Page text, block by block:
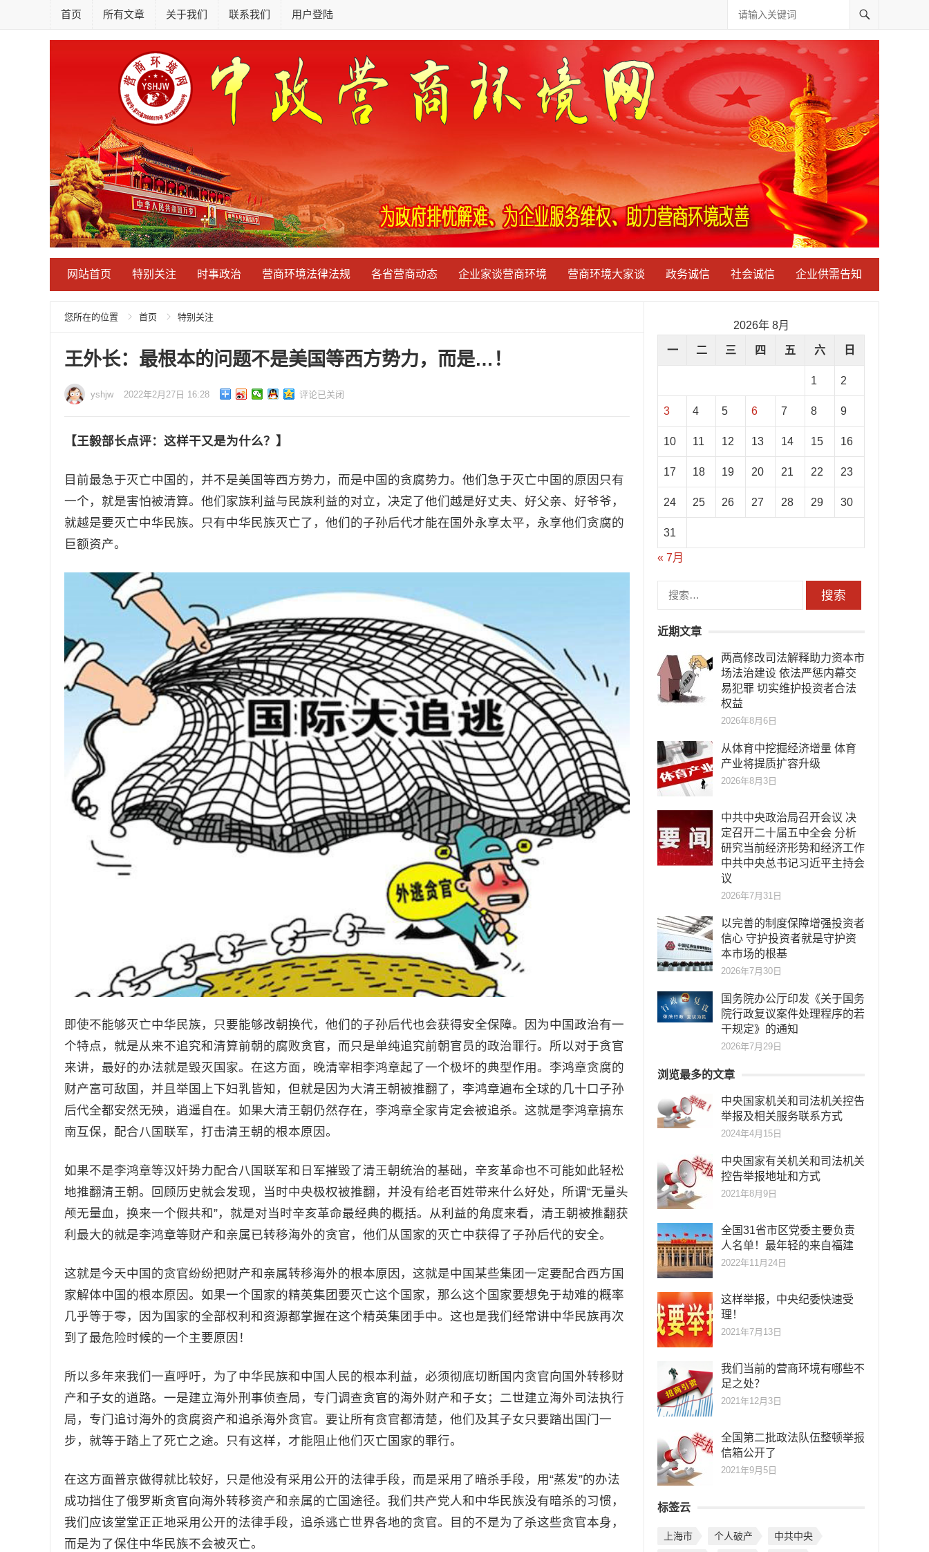
首页 所有文章 关于我们 联系我们 用户登陆
网站首页 特别关注 时事政治 营商环境法律法规 各省营商动态 企业家谈营商环境 营商环境大家谈 政务诚信 社会诚信 企业供需告知
您所在的位置 首页 特别关注
王外长：最根本的问题不是美国等西方势力，而是…！
yshjw 2022年2月27日 16:28 评论已关闭
【王毅部长点评：这样干又是为什么？】
目前最急于灭亡中国的，并不是美国等西方势力，而是中国的贪腐势力。他们急于灭亡中国的原因只有
一个，就是害怕被清算。他们家族利益与民族利益的对立，决定了他们越是好丈夫、好父亲、好爷爷，
就越是要灭亡中华民族。只有中华民族灭亡了，他们的子孙后代才能在国外永享太平，永享他们贪腐的
巨额资产。
即使不能够灭亡中华民族，只要能够改朝换代，他们的子孙后代也会获得安全保障。因为中国政治有一
个特点，就是从来不追究和清算前朝的腐败贪官，而只是单纯追究前朝官员的政治罪行。所以对于贪官
来讲，最好的办法就是毁灭国家。在这方面，晚清宰相李鸿章起了一个极坏的典型作用。李鸿章贪腐的
财产富可敌国，并且举国上下妇乳皆知，但就是因为大清王朝被推翻了，李鸿章遍布全球的几十口子孙
后代全都安然无殃，逍遥自在。如果大清王朝仍然存在，李鸿章全家肯定会被追杀。这就是李鸿章搞东
南互保，配合八国联军，打击清王朝的根本原因。
如果不是李鸿章等汉奸势力配合八国联军和日军摧毁了清王朝统治的基础，辛亥革命也不可能如此轻松
地推翻清王朝。回顾历史就会发现，当时中央极权被推翻，并没有给老百姓带来什么好处，所谓“无量头
颅无量血，换来一个假共和”，就是对当时辛亥革命最经典的概括。从利益的角度来看，清王朝被推翻获
利最大的就是李鸿章等财产和亲属已转移海外的贪官，他们从国家的灭亡中获得了子孙后代的安全。
这就是今天中国的贪官纷纷把财产和亲属转移海外的根本原因，这就是中国某些集团一定要配合西方国
家解体中国的根本原因。如果一个国家的精英集团要灭亡这个国家，那么这个国家要想免于劫难的概率
几乎等于零，因为国家的全部权利和资源都掌握在这个精英集团手中。这也是我们经常讲中华民族再次
到了最危险时候的一个主要原因！
所以多年来我们一直呼吁，为了中华民族和中国人民的根本利益，必须彻底切断国内贪官向国外转移财
产和子女的道路。一是建立海外刑事侦查局，专门调查贪官的海外财产和子女；二世建立海外司法执行
局，专门追讨海外的贪腐资产和追杀海外贪官。要让所有贪官都清楚，他们及其子女只要踏出国门一
步，就等于踏上了死亡之途。只有这样，才能阻止他们灭亡国家的罪行。
在这方面普京做得就比较好，只是他没有采用公开的法律手段，而是采用了暗杀手段，用“蒸发”的办法
成功挡住了俄罗斯贪官向海外转移资产和亲属的亡国途径。我们共产党人和中华民族没有暗杀的习惯，
我们应该堂堂正正地采用公开的法律手段，追杀逃亡世界各地的贪官。目的不是为了杀这些贪官本身，
而是为了保住中华民族不会被灭亡。
2026年 8月
一 二 三 四 五 六 日
1 2
3 4 5 6 7 8 9
10 11 12 13 14 15 16
17 18 19 20 21 22 23
24 25 26 27 28 29 30
31
« 7月
近期文章
两高修改司法解释助力资本市
场法治建设 依法严惩内幕交
易犯罪 切实维护投资者合法
权益
2026年8月6日
从体育中挖掘经济增量 体育
产业将提质扩容升级
2026年8月3日
中共中央政治局召开会议 决
定召开二十届五中全会 分析
研究当前经济形势和经济工作
中共中央总书记习近平主持会
议
2026年7月31日
以完善的制度保障增强投资者
信心 守护投资者就是守护资
本市场的根基
2026年7月30日
国务院办公厅印发《关于国务
院行政复议案件处理程序的若
干规定》的通知
2026年7月29日
浏览最多的文章
中央国家机关和司法机关控告
举报及相关服务联系方式
2024年4月15日
中央国家有关机关和司法机关
控告举报地址和方式
2021年8月9日
全国31省市区党委主要负责
人名单！最年轻的来自福建
2022年11月24日
这样举报，中央纪委快速受
理！
2021年7月13日
我们当前的营商环境有哪些不
足之处？
2021年12月3日
全国第二批政法队伍整顿举报
信箱公开了
2021年9月5日
标签云
上海市 个人破产
中共中央